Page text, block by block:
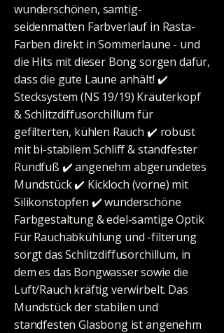
wunderschönen, samtig-
seidenmatten Farbverlauf in Rasta-
Farben direkt in Sommerlaune - und
die Hits mit dieser Bong sorgen dafür,
dass die gute Laune anhält! ✔️
Stecksystem (NS 19/19) Kräuterkopf
& Schlitzdiffusorchillum für
gefilterten, kühlen Rauch ✔️ robust
mit bi-stabilem Schliff & standfester
Rundfuß ✔️ angenehm abgerundetes
Mundstück ✔️ Kickloch (vorne) mit
Silikonstopfen ✔️ wunderschöne
Farbgestaltung & edel-samtige Optik
Für Rauchabkühlung und -filterung
sorgt das Schlitzdiffusorchillum, in
dem es das Bongwasser sowie die
Luft/Rauch kräftig verwirbelt. Das
Mundstück der stabilen und
standfesten Glasbong ist angenehm